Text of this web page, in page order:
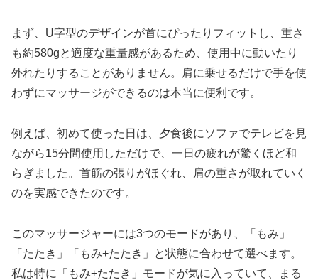
まず、U字型のデザインが首にぴったりフィットし、重さ
も約580gと適度な重量感があるため、使用中に動いたり
外れたりすることがありません。肩に乗せるだけで手を使
わずにマッサージができるのは本当に便利です。
例えば、初めて使った日は、夕食後にソファでテレビを見
ながら15分間使用しただけで、一日の疲れが驚くほど和
らぎました。首筋の張りがほぐれ、肩の重さが取れていく
のを実感できたのです。
このマッサージャーには3つのモードがあり、「もみ」
「たたき」「もみ+たたき」と状態に合わせて選べます。
私は特に「もみ+たたき」モードが気に入っていて、まる